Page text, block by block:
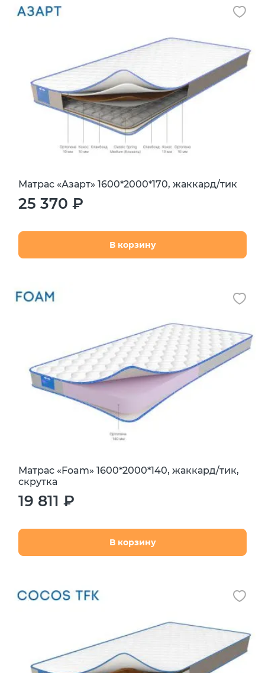
Матрас «Азарт» 1600*2000*170, жаккард/тик
25 370 ₽
В корзину
Матрас «Foam» 1600*2000*140, жаккард/тик,
скрутка
19 811 ₽
В корзину